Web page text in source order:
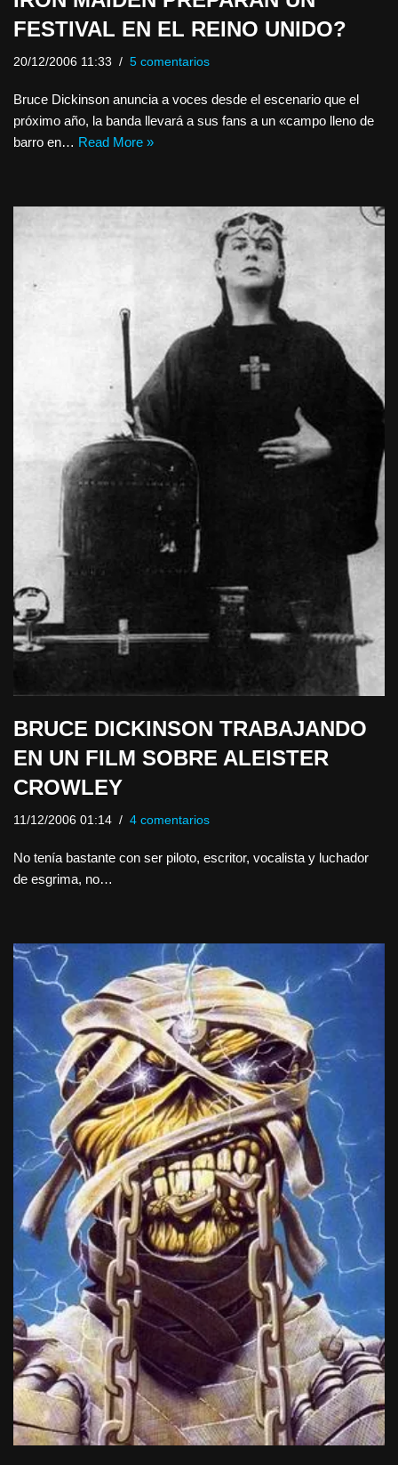
FESTIVAL EN EL REINO UNIDO?
20/12/2006 11:33 5 comentarios
Bruce Dickinson anuncia a voces desde el escenario que el
próximo año, la banda llevará a sus fans a un «campo lleno de
barro en… Read More »
BRUCE DICKINSON TRABAJANDO
EN UN FILM SOBRE ALEISTER
CROWLEY
11/12/2006 01:14 4 comentarios
No tenía bastante con ser piloto, escritor, vocalista y luchador
de esgrima, no…